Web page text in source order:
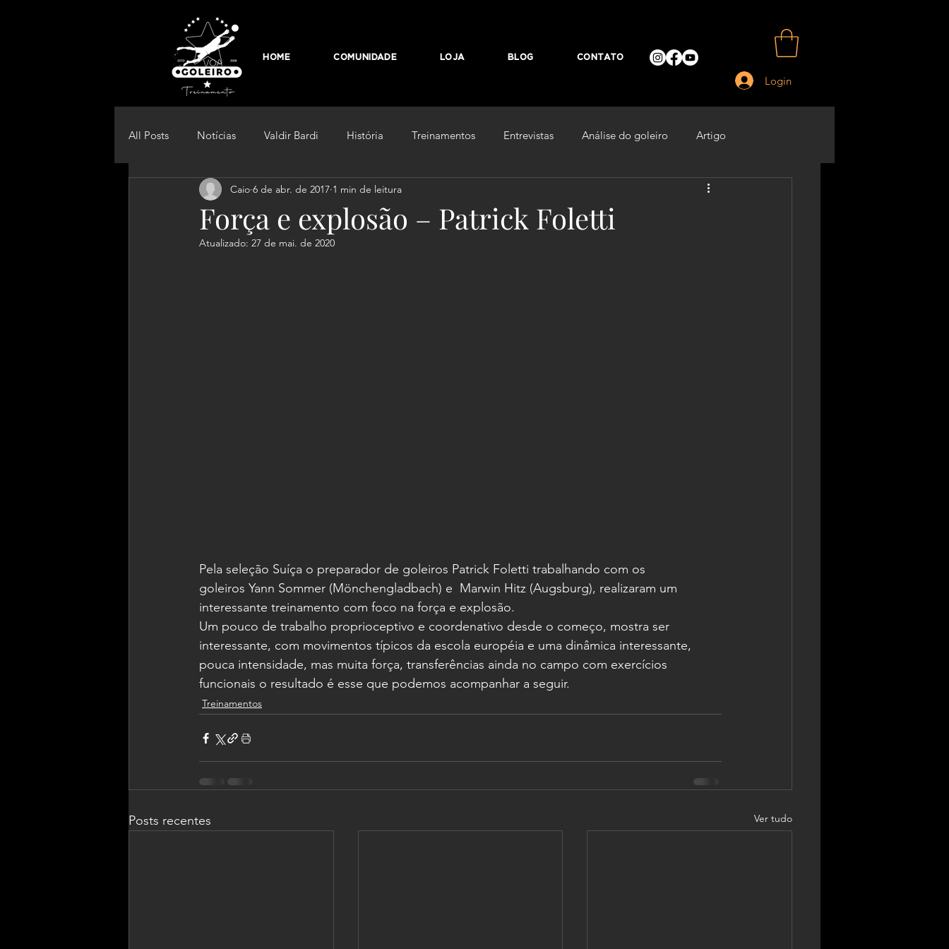
HOME COMUNIDADE LOJA BLOG CONTATO
Login
All Posts Notícias Valdir Bardi História Treinamentos Entrevistas Análise do goleiro Artigo
Curiosidade Futebol Feminino De Olho Na Luva
Força e explosão – Patrick Foletti
Caio 6 de abr. de 2017 1 min de leitura
Atualizado: 27 de mai. de 2020
Pela seleção Suíça o preparador de goleiros Patrick Foletti trabalhando com os
goleiros Yann Sommer (Mönchengladbach) e  Marwin Hitz (Augsburg), realizaram um
interessante treinamento com foco na força e explosão.
Um pouco de trabalho proprioceptivo e coordenativo desde o começo, mostra ser
interessante, com movimentos típicos da escola européia e uma dinâmica interessante,
pouca intensidade, mas muita força, transferências ainda no campo com exercícios
funcionais o resultado é esse que podemos acompanhar a seguir.
Treinamentos
Posts recentes Ver tudo